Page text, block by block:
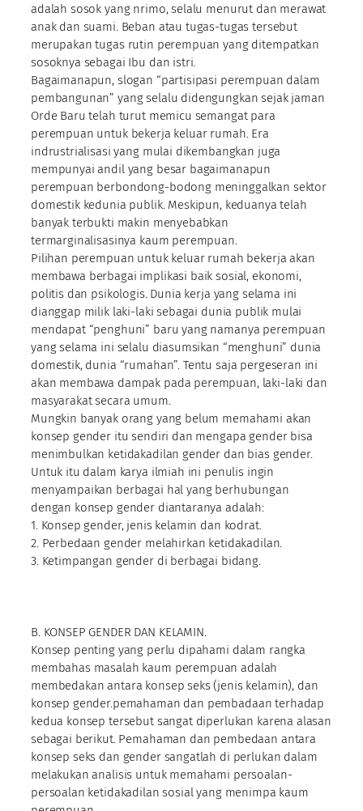
adalah sosok yang nrimo, selalu menurut dan merawat
anak dan suami. Beban atau tugas-tugas tersebut
merupakan tugas rutin perempuan yang ditempatkan
sosoknya sebagai Ibu dan istri.
Bagaimanapun, slogan “partisipasi perempuan dalam
pembangunan” yang selalu didengungkan sejak jaman
Orde Baru telah turut memicu semangat para
perempuan untuk bekerja keluar rumah. Era
indrustrialisasi yang mulai dikembangkan juga
mempunyai andil yang besar bagaimanapun
perempuan berbondong-bodong meninggalkan sektor
domestik kedunia publik. Meskipun, keduanya telah
banyak terbukti makin menyebabkan
termarginalisasinya kaum perempuan.
Pilihan perempuan untuk keluar rumah bekerja akan
membawa berbagai implikasi baik sosial, ekonomi,
politis dan psikologis. Dunia kerja yang selama ini
dianggap milik laki-laki sebagai dunia publik mulai
mendapat “penghuni” baru yang namanya perempuan
yang selama ini selalu diasumsikan “menghuni” dunia
domestik, dunia “rumahan”. Tentu saja pergeseran ini
akan membawa dampak pada perempuan, laki-laki dan
masyarakat secara umum.
Mungkin banyak orang yang belum memahami akan
konsep gender itu sendiri dan mengapa gender bisa
menimbulkan ketidakadilan gender dan bias gender.
Untuk itu dalam karya ilmiah ini penulis ingin
menyampaikan berbagai hal yang berhubungan
dengan konsep gender diantaranya adalah:
1. Konsep gender, jenis kelamin dan kodrat.
2. Perbedaan gender melahirkan ketidakadilan.
3. Ketimpangan gender di berbagai bidang.
B. KONSEP GENDER DAN KELAMIN.
Konsep penting yang perlu dipahami dalam rangka
membahas masalah kaum perempuan adalah
membedakan antara konsep seks (jenis kelamin), dan
konsep gender.pemahaman dan pembadaan terhadap
kedua konsep tersebut sangat diperlukan karena alasan
sebagai berikut. Pemahaman dan pembedaan antara
konsep seks dan gender sangatlah di perlukan dalam
melakukan analisis untuk memahami persoalan-
persoalan ketidakadilan sosial yang menimpa kaum